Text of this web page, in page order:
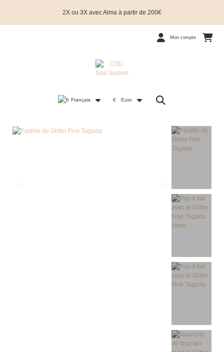
2X ou 3X avec Alma à partir de 200€
Mon compte
Français € Euro